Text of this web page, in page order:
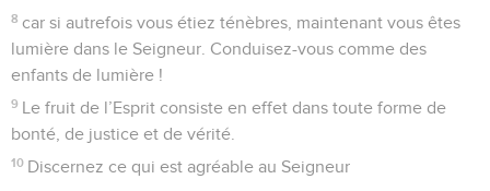
8 car si autrefois vous étiez ténèbres, maintenant vous êtes
lumière dans le Seigneur. Conduisez-vous comme des
enfants de lumière !
9 Le fruit de l’Esprit consiste en effet dans toute forme de
bonté, de justice et de vérité.
10 Discernez ce qui est agréable au Seigneur